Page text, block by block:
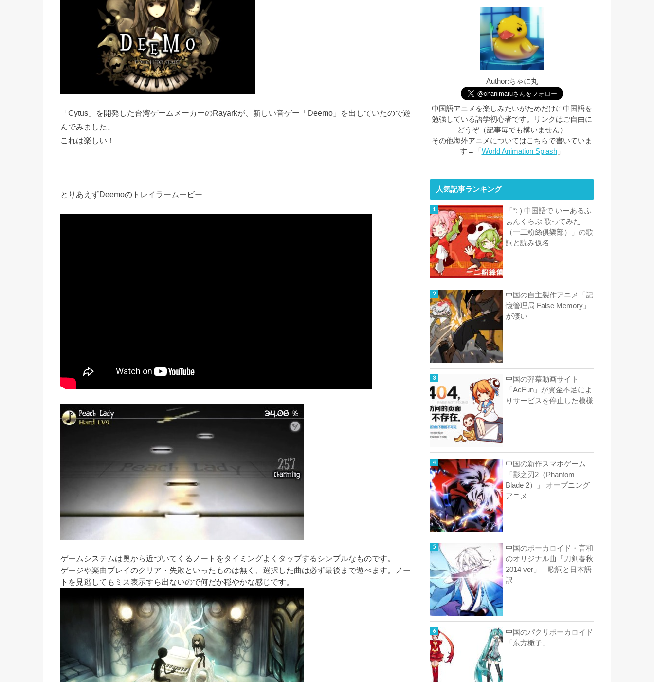
「Cytus」を開発した台湾ゲームメーカーのRayarkが、新しい音ゲー「Deemo」を出していたので遊
んでみました。
これは楽しい！
とりあえずDeemoのトレイラームービー
ゲームシステムは奥から近づいてくるノートをタイミングよくタップするシンプルなものです。
ゲージや楽曲プレイのクリア・失敗といったものは無く、選択した曲は必ず最後まで遊べます。ノー
トを見逃してもミス表示すら出ないので何だか穏やかな感じです。
Author:ちゃに丸
中国語アニメを楽しみたいがためだけに中国語を
勉強している語学初心者です。リンクはご自由に
どうぞ（記事毎でも構いません）
その他海外アニメについてはこちらで書いていま
す→「 World Animation Splash」
人気記事ランキング
「*: ) 中国語で いーあるふ
ぁんくらぶ 歌ってみた
（一二粉絲俱樂部）」の歌
詞と読み仮名
中国の自主製作アニメ「記
憶管理局 False Memory」
が凄い
中国の弾幕動画サイト
「AcFun」が資金不足によ
りサービスを停止した模様
中国の新作スマホゲーム
「影之刃2（Phantom
Blade 2）」 オープニング
アニメ
中国のボーカロイド・言和
のオリジナル曲「刀剣春秋
2014 ver」 歌詞と日本語
訳
中国のパクリボーカロイド
「东方栀子」